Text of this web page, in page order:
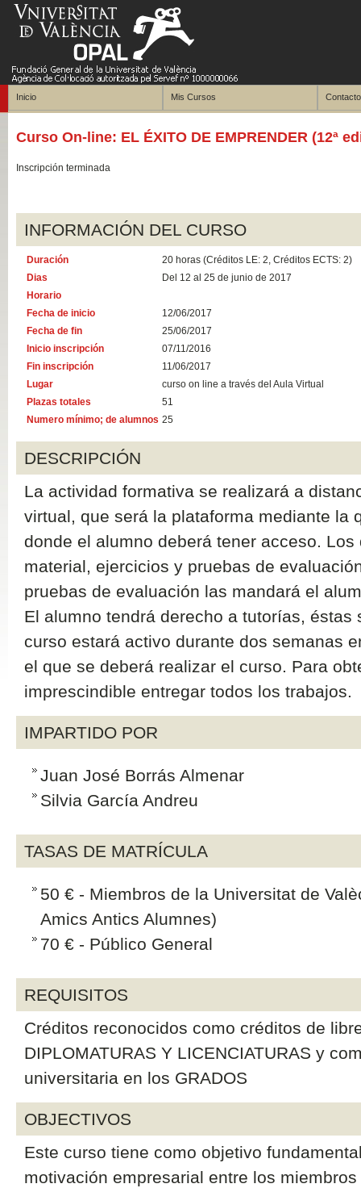
Inicio Mis Cursos Contacto
Curso On-line: EL ÉXITO DE EMPRENDER (12ª
Inscripción terminada
INFORMACIÓN DEL CURSO
Duración
20 horas (Créditos LE: 2, Créditos ECTS: 2)
Dias
Del 12 al 25 de junio de 2017
Horario
Fecha de inicio
12/06/2017
Fecha de fin
25/06/2017
Inicio inscripción
07/11/2016
Fin inscripción
11/06/2017
Lugar
curso on line a través del Aula Virtual
Plazas totales
51
Numero mínimo; de alumnos 25
DESCRIPCIÓN
La actividad formativa se realizará a
virtual, que será la plataforma mediante la
donde el alumno deberá tener acceso.
material, ejercicios y pruebas de
pruebas de evaluación las mandará el
El alumno tendrá derecho a tutorías, éstas
curso estará activo durante dos semanas
el que se deberá realizar el curso. Para
imprescindible entregar todos los trabajos.
IMPARTIDO POR
Juan José Borrás Almenar
Silvia García Andreu
TASAS DE MATRÍCULA
50 € - Miembros de la Universitat de
Amics Antics Alumnes)
70 € - Público General
REQUISITOS
Créditos reconocidos como créditos de
DIPLOMATURAS Y LICENCIATURAS y
universitaria en los GRADOS
OBJECTIVOS
Este curso tiene como objetivo
motivación empresarial entre los